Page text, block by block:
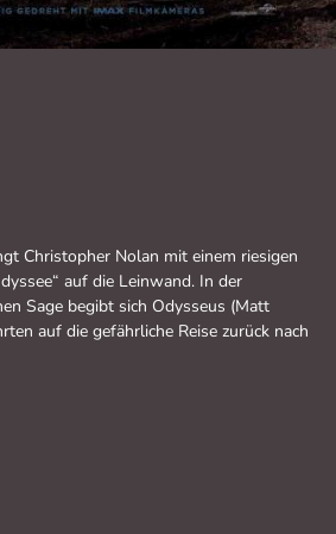
Christopher Nolan mit einem riesigen
auf die Leinwand. In der
Sage begibt sich Odysseus (Matt
auf die gefährliche Reise zurück nach